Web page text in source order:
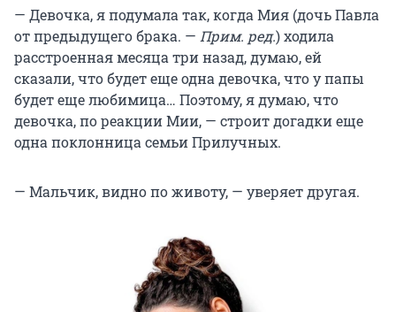
— Девочка, я подумала так, когда Мия (дочь Павла
от предыдущего брака. — Прим. ред.) ходила
расстроенная месяца три назад, думаю, ей
сказали, что будет еще одна девочка, что у папы
будет еще любимица… Поэтому, я думаю, что
девочка, по реакции Мии, — строит догадки еще
одна поклонница семьи Прилучных.
— Мальчик, видно по животу, — уверяет другая.